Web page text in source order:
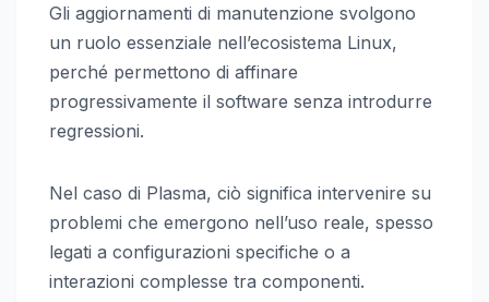
Gli aggiornamenti di manutenzione svolgono
un ruolo essenziale nell’ecosistema Linux,
perché permettono di affinare
progressivamente il software senza introdurre
regressioni.
Nel caso di Plasma, ciò significa intervenire su
problemi che emergono nell’uso reale, spesso
legati a configurazioni specifiche o a
interazioni complesse tra componenti.